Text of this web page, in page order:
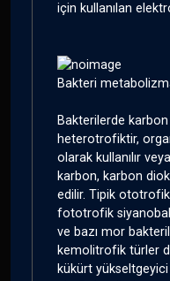
için kullanılan
Bakteri
Bakterilerde
heterotrofiktir,
olarak kullanılır
karbon, karbon
edilir. Tipik
fototrofik
ve bazı mor
kemolitrofik türler
kükürt